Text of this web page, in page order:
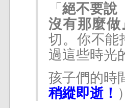
「絕不要說
沒有那麼
切。你不能
過這些時光
孩子們的時
稍縱即逝！ ）